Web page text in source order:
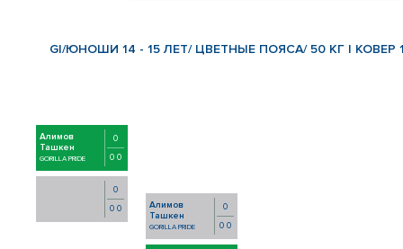
GI/ЮНОШИ 14 - 15 ЛЕТ/ ЦВЕТНЫЕ ПОЯСА/ 50 КГ | КОВЕР
Алимов
Ташкен
GORILLA PRIDE
0
0 0
0
0 0
Алимов
Ташкен
GORILLA PRIDE
0
0 0